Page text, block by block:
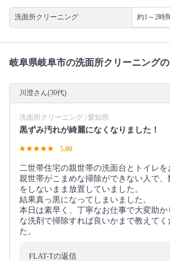
洗面所クリーニング 約1～2時
岐阜県岐阜市の洗面所クリーニングの
川澄さん(30代)
洗面所クリーニング | 愛知県
黒ずみ汚れが綺麗になくなりました！
5.00
二世帯住宅の親世帯の洗面台とトイレを
親世帯がこまめな掃除ができない人で
をしないまま放置していました。
結果真っ黒になってしまいました。
本日は素早く、丁寧なお仕事で大変助
な洗剤で掃除すれば良いかまで教えて
た。
FLAT-Tの返信